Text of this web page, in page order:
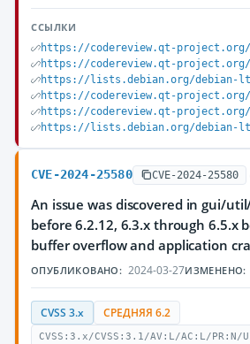
ССЫЛКИ
https://codereview.qt-project.org/
https://codereview.qt-project.org/
https://lists.debian.org/debian-lts-
https://codereview.qt-project.org/
https://codereview.qt-project.org/
https://lists.debian.org/debian-lts-
CVE-2024-25580 CVE-2024-25580
An issue was discovered in gui/
before 6.2.12, 6.3.x through 6.5.x
buffer overflow and application
ОПУБЛИКОВАНО: 2024-03-27ИЗМЕНЕНО:
CVSS 3.x СРЕДНЯЯ 6.2
CVSS:3.x/CVSS:3.1/AV:L/AC:L/